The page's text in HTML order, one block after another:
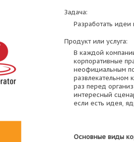
Задача:
Разработать
Продукт или услуга:
В каждой
корпоративные
неофициальным
развлекательном
раз перед
интересный
если есть идея,
Основные виды